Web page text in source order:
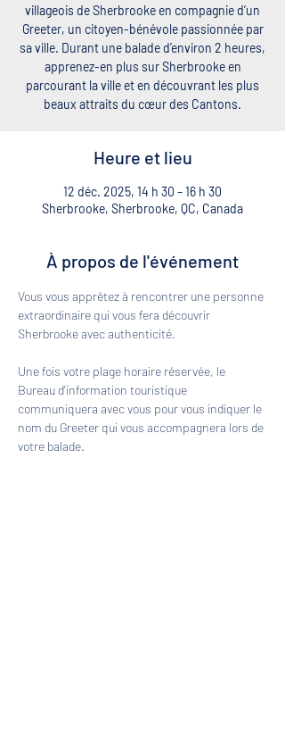
villageois de Sherbrooke en compagnie d’un
Greeter, un citoyen-bénévole passionnée par
sa ville. Durant une balade d’environ 2 heures,
apprenez-en plus sur Sherbrooke en
parcourant la ville et en découvrant les plus
beaux attraits du cœur des Cantons.
Heure et lieu
12 déc. 2025, 14 h 30 – 16 h 30
Sherbrooke, Sherbrooke, QC, Canada
À propos de l'événement
Vous vous apprêtez à rencontrer une personne
extraordinaire qui vous fera découvrir
Sherbrooke avec authenticité.
Une fois votre plage horaire réservée, le
Bureau d'information touristique
communiquera avec vous pour vous indiquer le
nom du Greeter qui vous accompagnera lors de
votre balade.